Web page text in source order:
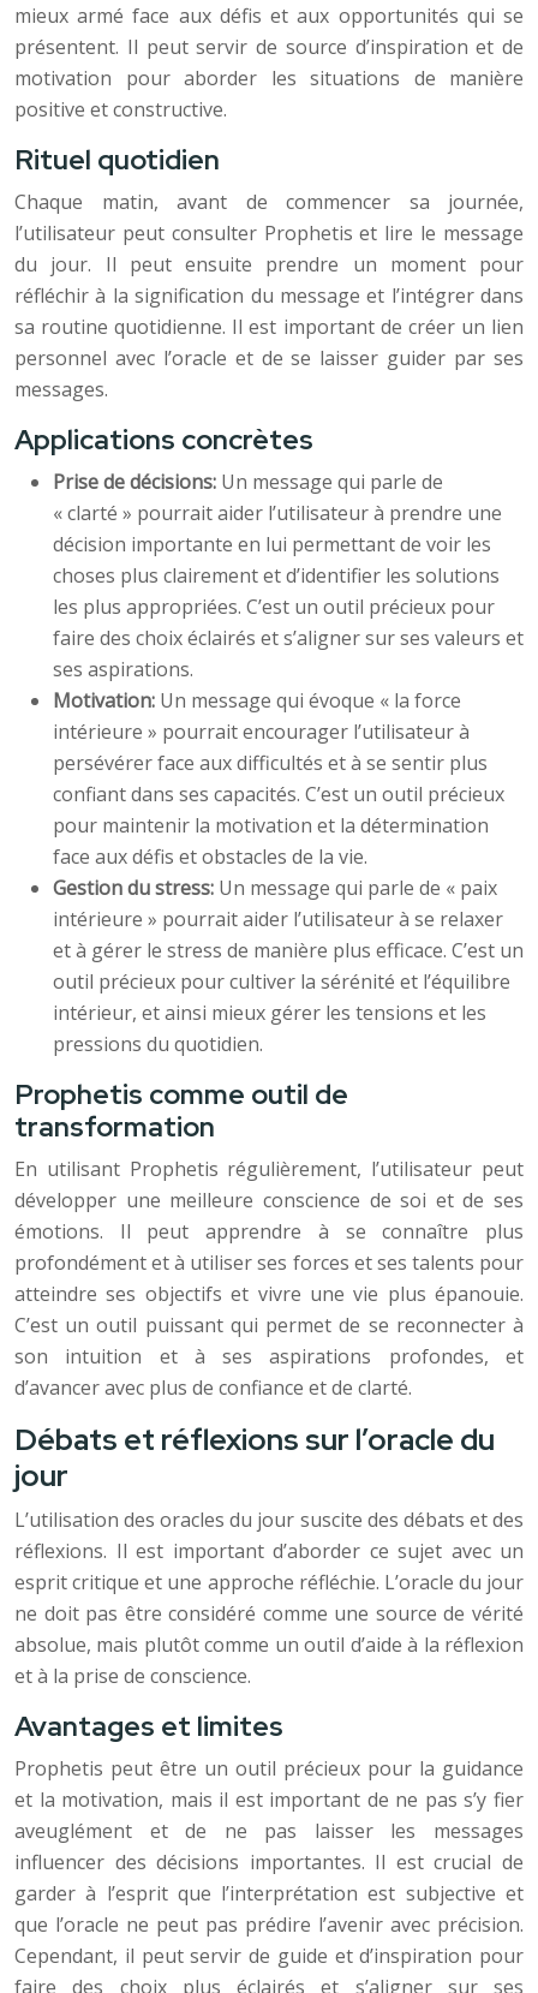
mieux armé face aux défis et aux opportunités qui se
présentent. Il peut servir de source d’inspiration et de
motivation pour aborder les situations de manière
positive et constructive.
Rituel quotidien
Chaque matin, avant de commencer sa journée,
l’utilisateur peut consulter Prophetis et lire le message
du jour. Il peut ensuite prendre un moment pour
réfléchir à la signification du message et l’intégrer dans
sa routine quotidienne. Il est important de créer un lien
personnel avec l’oracle et de se laisser guider par ses
messages.
Applications concrètes
Prise de décisions: Un message qui parle de
« clarté » pourrait aider l’utilisateur à prendre une
décision importante en lui permettant de voir les
choses plus clairement et d’identifier les solutions
les plus appropriées. C’est un outil précieux pour
faire des choix éclairés et s’aligner sur ses valeurs et
ses aspirations.
Motivation: Un message qui évoque « la force
intérieure » pourrait encourager l’utilisateur à
persévérer face aux difficultés et à se sentir plus
confiant dans ses capacités. C’est un outil précieux
pour maintenir la motivation et la détermination
face aux défis et obstacles de la vie.
Gestion du stress: Un message qui parle de « paix
intérieure » pourrait aider l’utilisateur à se relaxer
et à gérer le stress de manière plus efficace. C’est un
outil précieux pour cultiver la sérénité et l’équilibre
intérieur, et ainsi mieux gérer les tensions et les
pressions du quotidien.
Prophetis comme outil de
transformation
En utilisant Prophetis régulièrement, l’utilisateur peut
développer une meilleure conscience de soi et de ses
émotions. Il peut apprendre à se connaître plus
profondément et à utiliser ses forces et ses talents pour
atteindre ses objectifs et vivre une vie plus épanouie.
C’est un outil puissant qui permet de se reconnecter à
son intuition et à ses aspirations profondes, et
d’avancer avec plus de confiance et de clarté.
Débats et réflexions sur l’oracle du
jour
L’utilisation des oracles du jour suscite des débats et des
réflexions. Il est important d’aborder ce sujet avec un
esprit critique et une approche réfléchie. L’oracle du jour
ne doit pas être considéré comme une source de vérité
absolue, mais plutôt comme un outil d’aide à la réflexion
et à la prise de conscience.
Avantages et limites
Prophetis peut être un outil précieux pour la guidance
et la motivation, mais il est important de ne pas s’y fier
aveuglément et de ne pas laisser les messages
influencer des décisions importantes. Il est crucial de
garder à l’esprit que l’interprétation est subjective et
que l’oracle ne peut pas prédire l’avenir avec précision.
Cependant, il peut servir de guide et d’inspiration pour
faire des choix plus éclairés et s’aligner sur ses